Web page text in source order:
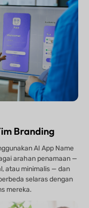
Branding
AI App Name
arahan penamaan —
atau minimalis — dan
selaras dengan
mereka.